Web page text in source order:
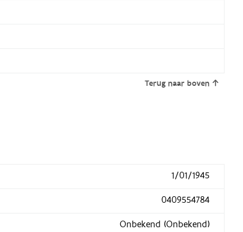
Terug naar boven
1/01/1945
0409554784
Onbekend (Onbekend)